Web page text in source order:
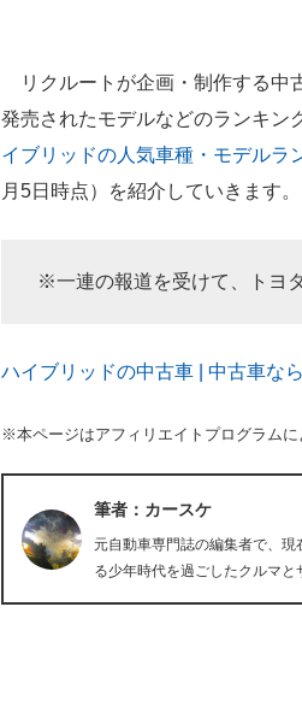
ちょっと気になるネットの話題
リクルートが企画・制作する中
発売されたモデルなどのランキン
イブリッドの人気車種・モデルラ
月5日時点）を紹介していきます。
※一連の報道を受けて、トヨ
ハイブリッドの中古車 | 中古車な
※本ページはアフィリエイトプログラム
筆者：カースケ
元自動車専門誌の編集者で、
る少年時代を過ごしたクルマと